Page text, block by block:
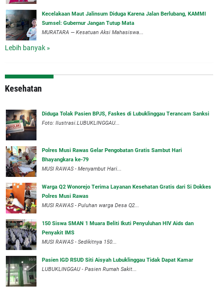
‎Kecelakaan Maut Jalinsum Diduga Karena Jalan Berlubang, KAMMI
Sumsel: Gubernur Jangan Tutup Mata
‎MURATARA — Kesatuan Aksi Mahasiswa...
Lebih banyak »
Kesehatan
Diduga Tolak Pasien BPJS, Faskes di Lubuklinggau Terancam Sanksi
Foto: Ilustrasi.LUBUKLINGGAU...
Polres Musi Rawas Gelar Pengobatan Gratis Sambut Hari
Bhayangkara ke-79
MUSI RAWAS - Menyambut Hari...
Warga Q2 Wonorejo Terima Layanan Kesehatan Gratis dari Si Dokkes
Polres Musi Rawas
MUSI RAWAS - Puluhan warga Desa Q2...
150 Siswa SMAN 1 Muara Beliti Ikuti Penyuluhan HIV Aids dan
Penyakit IMS
MUSI RAWAS - Sedikitnya 150...
Pasien IGD RSUD Siti Aisyah Lubuklinggau Tidak Dapat Kamar
LUBUKLINGGAU - Pasien Rumah Sakit...